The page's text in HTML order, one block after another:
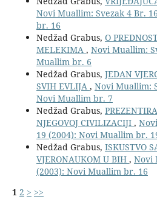
Novi Muallim: Svezak 4 Br.
br. 16
Nedžad Grabus, O
MELEKIMA , Novi Muallim:
Muallim br. 6
Nedžad Grabus, JEDAN
SVIH EVLIJA , Novi Muallim:
Novi Muallim br. 7
Nedžad Grabus,
NJEGOVOJ CIVILIZACIJI ,
19 (2004): Novi Muallim br.
Nedžad Grabus, ISKUSTVO
VJERONAUKOM U BIH , Novi
(2003): Novi Muallim br. 16
1 2 > >>